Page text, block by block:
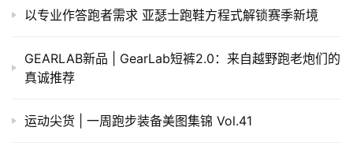
以专业作答跑者需求 亚瑟士跑鞋方程式解锁赛季新境
GEARLAB新品 | GearLab短裤2.0：来自越野跑老炮们的
真诚推荐
运动尖货 | 一周跑步装备美图集锦 Vol.41